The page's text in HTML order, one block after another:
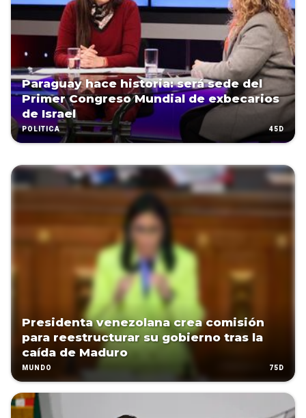
Paraguay hace historia: será sede del
Primer Congreso Mundial de exbecarios
de Israel
POLÍTICA 45D
Presidenta venezolana crea comisión
para reestructurar su gobierno tras la
caída de Maduro
MUNDO 75D